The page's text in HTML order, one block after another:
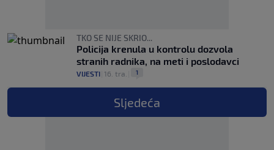
TKO SE NIJE SKRIO...
Policija krenula u kontrolu dozvola
stranih radnika, na meti i poslodavci
VIJESTI 16. tra. 1
Sljedeća